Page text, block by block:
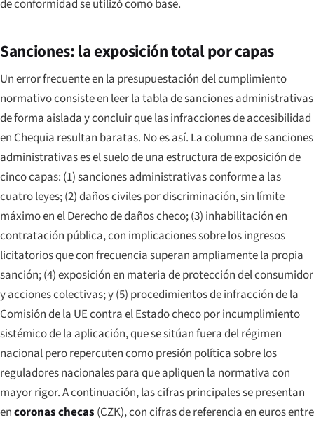
de conformidad se utilizó como base.
Sanciones: la exposición total por capas
Un error frecuente en la presupuestación del cumplimiento
normativo consiste en leer la tabla de sanciones administrativas
de forma aislada y concluir que las infracciones de accesibilidad
en Chequia resultan baratas. No es así. La columna de sanciones
administrativas es el suelo de una estructura de exposición de
cinco capas: (1) sanciones administrativas conforme a las
cuatro leyes; (2) daños civiles por discriminación, sin límite
máximo en el Derecho de daños checo; (3) inhabilitación en
contratación pública, con implicaciones sobre los ingresos
licitatorios que con frecuencia superan ampliamente la propia
sanción; (4) exposición en materia de protección del consumidor
y acciones colectivas; y (5) procedimientos de infracción de la
Comisión de la UE contra el Estado checo por incumplimiento
sistémico de la aplicación, que se sitúan fuera del régimen
nacional pero repercuten como presión política sobre los
reguladores nacionales para que apliquen la normativa con
mayor rigor. A continuación, las cifras principales se presentan
encoronas checas (CZK), con cifras de referencia en euros entre